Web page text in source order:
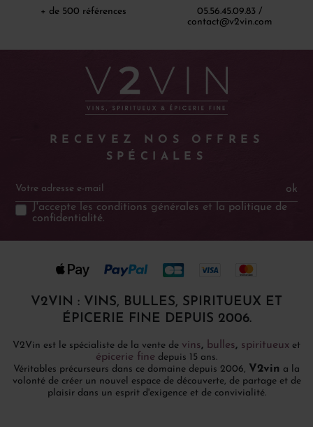
+ de 500 références
05.56.45.09.83 /
contact@v2vin.com
RECEVEZ NOS OFFRES
SPÉCIALES
ok
J'accepte les conditions générales et la politique de
confidentialité.
V2VIN : VINS, BULLES, SPIRITUEUX ET
ÉPICERIE FINE DEPUIS 2006.
V2Vin est le spécialiste de la vente de vins, bulles, spiritueux et
épicerie fine depuis 15 ans.
Véritables précurseurs dans ce domaine depuis 2006, V2vin a la
volonté de créer un nouvel espace de découverte, de partage et de
plaisir dans un esprit d'exigence et de convivialité.